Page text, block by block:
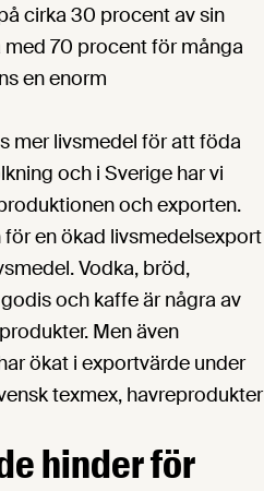
cirka 30 procent av sin
70 procent för många
en enorm
mer livsmedel för att föda
och i Sverige har vi
och exporten.
en ökad livsmedelsexport
Vodka, bröd,
och kaffe är några av
Men även
ökat i exportvärde under
texmex, havreprodukter
hinder för